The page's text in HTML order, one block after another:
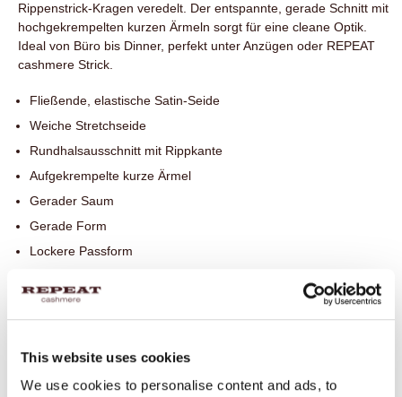
This website uses cookies
We use cookies to personalise content and ads, to
Rippenstrick-Kragen veredelt. Der entspannte, gerade Schnitt mit
hochgekrempelten kurzen Ärmeln sorgt für eine cleane Optik.
Ideal von Büro bis Dinner, perfekt unter Anzügen oder REPEAT
cashmere Strick.
Fließende, elastische Satin-Seide
Weiche Stretchseide
Rundhalsausschnitt mit Rippkante
Aufgekrempelte kurze Ärmel
Gerader Saum
Gerade Form
Lockere Passform
95% Seide / 5% Elasthan
GRÖSSE & SCHNITT